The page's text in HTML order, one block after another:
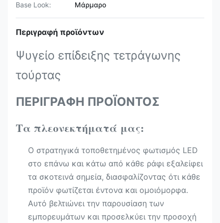
Base Look:
Μάρμαρο
Περιγραφή προϊόντων
Ψυγείο επίδειξης τετράγωνης
τούρτας
ΠΕΡΙΓΡΑΦΗ ΠΡΟΪΟΝΤΟΣ
Τα πλεονεκτήματά μας:
Ο στρατηγικά τοποθετημένος φωτισμός LED
στο επάνω και κάτω από κάθε ράφι εξαλείφει
τα σκοτεινά σημεία, διασφαλίζοντας ότι κάθε
προϊόν φωτίζεται έντονα και ομοιόμορφα.
Αυτό βελτιώνει την παρουσίαση των
εμπορευμάτων και προσελκύει την προσοχή